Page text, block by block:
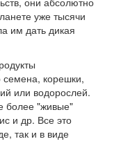
уже тысячи
им дать дикая
семена, корешки,
или водорослей.
более "живые"
и др. Все это
так и в виде